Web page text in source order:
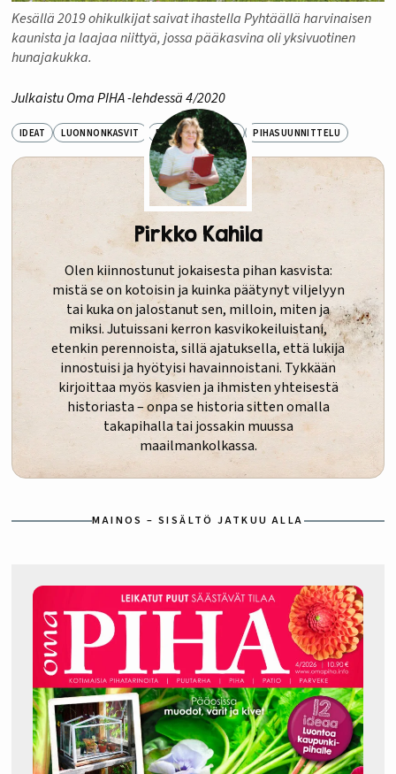
Kesällä 2019 ohikulkijat saivat ihastella Pyhtäällä harvinaisen
kaunista ja laajaa niittyä, jossa pääkasvina oli yksivuotinen
hunajakukka.
Julkaistu Oma PIHA -lehdessä 4/2020
IDEAT LUONNONKASVIT PIHA PAREMMAKSI PIHASUUNNITTELU
Pirkko Kahila
Olen kiinnostunut jokaisesta pihan kasvista:
mistä se on kotoisin ja kuinka päätynyt viljelyyn
tai kuka on jalostanut sen, milloin, miten ja
miksi. Jutuissani kerron kasvikokeiluistani,
etenkin perennoista, sillä ajatuksella, että lukija
innostuisi ja hyötyisi havainnoistani. Tykkään
kirjoittaa myös kasvien ja ihmisten yhteisestä
historiasta – onpa se historia sitten omalla
takapihalla tai jossakin muussa
maailmankolkassa.
MAINOS – SISÄLTÖ JATKUU ALLA